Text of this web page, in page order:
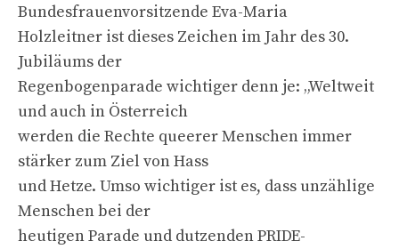
Bundesfrauenvorsitzende Eva-Maria
Holzleitner ist dieses Zeichen im Jahr des 30.
Jubiläums der
Regenbogenparade wichtiger denn je: „Weltweit
und auch in Österreich
werden die Rechte queerer Menschen immer
stärker zum Ziel von Hass
und Hetze. Umso wichtiger ist es, dass unzählige
Menschen bei der
heutigen Parade und dutzenden PRIDE-